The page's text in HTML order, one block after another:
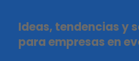
Ideas, tendencias y
para empresas en